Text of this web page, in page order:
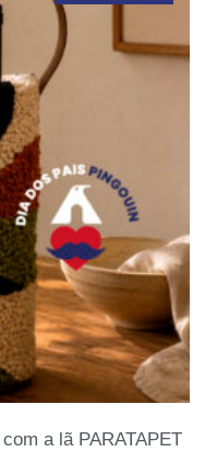
a lã PARATAPET